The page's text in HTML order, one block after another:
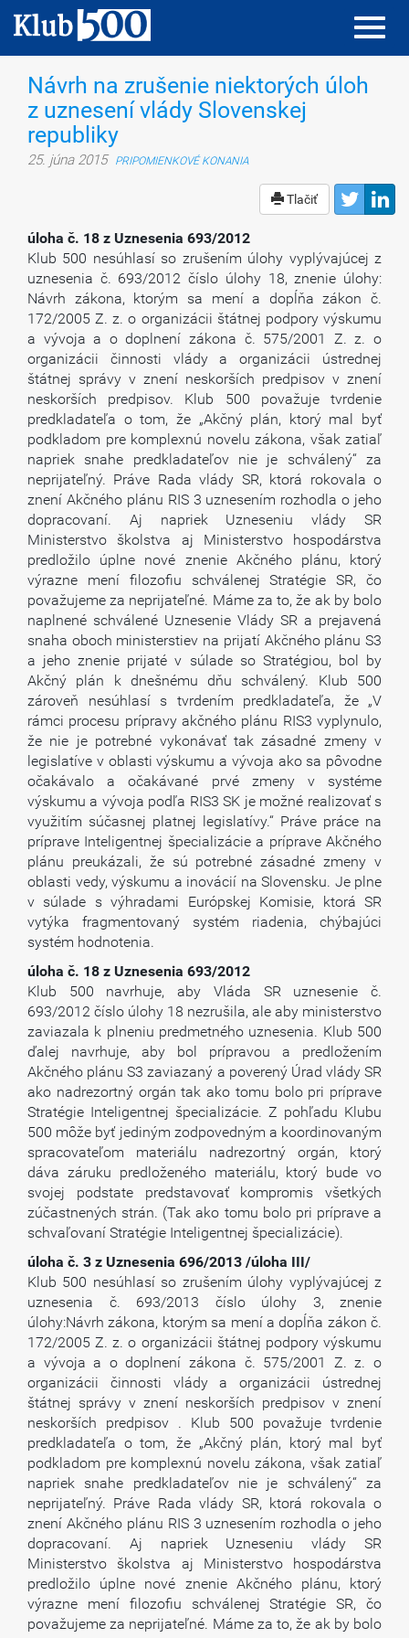
Návrh na zrušenie niektorých úloh
z uznesení vlády Slovenskej
republiky
25. júna 2015 PRIPOMIENKOVÉ KONANIA
Tlačiť
úloha č. 18 z Uznesenia 693/2012
Klub 500 nesúhlasí so zrušením úlohy vyplývajúcej z
uznesenia č. 693/2012 číslo úlohy 18, znenie úlohy:
Návrh zákona, ktorým sa mení a dopĺňa zákon č.
172/2005 Z. z. o organizácii štátnej podpory výskumu
a vývoja a o doplnení zákona č. 575/2001 Z. z. o
organizácii činnosti vlády a organizácii ústrednej
štátnej správy v znení neskorších predpisov v znení
neskorších predpisov. Klub 500 považuje tvrdenie
predkladateľa o tom, že „Akčný plán, ktorý mal byť
podkladom pre komplexnú novelu zákona, však zatiaľ
napriek snahe predkladateľov nie je schválený“ za
neprijateľný. Práve Rada vlády SR, ktorá rokovala o
znení Akčného plánu RIS 3 uznesením rozhodla o jeho
dopracovaní. Aj napriek Uzneseniu vlády SR
Ministerstvo školstva aj Ministerstvo hospodárstva
predložilo úplne nové znenie Akčného plánu, ktorý
výrazne mení filozofiu schválenej Stratégie SR, čo
považujeme za neprijateľné. Máme za to, že ak by bolo
naplnené schválené Uznesenie Vlády SR a prejavená
snaha oboch ministerstiev na prijatí Akčného plánu S3
a jeho znenie prijaté v súlade so Stratégiou, bol by
Akčný plán k dnešnému dňu schválený. Klub 500
zároveň nesúhlasí s tvrdením predkladateľa, že „V
rámci procesu prípravy akčného plánu RIS3 vyplynulo,
že nie je potrebné vykonávať tak zásadné zmeny v
legislatíve v oblasti výskumu a vývoja ako sa pôvodne
očakávalo a očakávané prvé zmeny v systéme
výskumu a vývoja podľa RIS3 SK je možné realizovať s
využitím súčasnej platnej legislatívy.“ Práve práce na
príprave Inteligentnej špecializácie a príprave Akčného
plánu preukázali, že sú potrebné zásadné zmeny v
oblasti vedy, výskumu a inovácií na Slovensku. Je plne
v súlade s výhradami Európskej Komisie, ktorá SR
vytýka fragmentovaný systém riadenia, chýbajúci
systém hodnotenia.
úloha č. 18 z Uznesenia 693/2012
Klub 500 navrhuje, aby Vláda SR uznesenie č.
693/2012 číslo úlohy 18 nezrušila, ale aby ministerstvo
zaviazala k plneniu predmetného uznesenia. Klub 500
ďalej navrhuje, aby bol prípravou a predložením
Akčného plánu S3 zaviazaný a poverený Úrad vlády SR
ako nadrezortný orgán tak ako tomu bolo pri príprave
Stratégie Inteligentnej špecializácie. Z pohľadu Klubu
500 môže byť jediným zodpovedným a koordinovaným
spracovateľom materiálu nadrezortný orgán, ktorý
dáva záruku predloženého materiálu, ktorý bude vo
svojej podstate predstavovať kompromis všetkých
zúčastnených strán. (Tak ako tomu bolo pri príprave a
schvaľovaní Stratégie Inteligentnej špecializácie).
úloha č. 3 z Uznesenia 696/2013 /úloha III/
Klub 500 nesúhlasí so zrušením úlohy vyplývajúcej z
uznesenia č. 693/2013 číslo úlohy 3, znenie
úlohy:Návrh zákona, ktorým sa mení a dopĺňa zákon č.
172/2005 Z. z. o organizácii štátnej podpory výskumu
a vývoja a o doplnení zákona č. 575/2001 Z. z. o
organizácii činnosti vlády a organizácii ústrednej
štátnej správy v znení neskorších predpisov v znení
neskorších predpisov . Klub 500 považuje tvrdenie
predkladateľa o tom, že „Akčný plán, ktorý mal byť
podkladom pre komplexnú novelu zákona, však zatiaľ
napriek snahe predkladateľov nie je schválený“ za
neprijateľný. Práve Rada vlády SR, ktorá rokovala o
znení Akčného plánu RIS 3 uznesením rozhodla o jeho
dopracovaní. Aj napriek Uzneseniu vlády SR
Ministerstvo školstva aj Ministerstvo hospodárstva
predložilo úplne nové znenie Akčného plánu, ktorý
výrazne mení filozofiu schválenej Stratégie SR, čo
považujeme za neprijateľné. Máme za to, že ak by bolo